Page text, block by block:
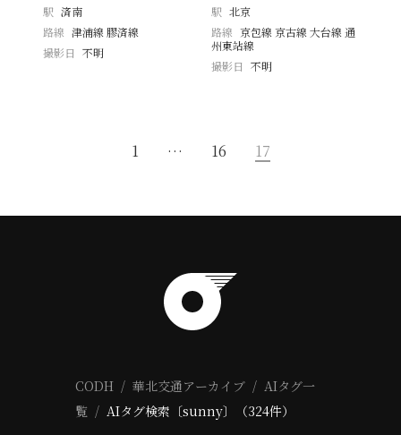
駅 済南
路線 津浦線 膠済線
撮影日
不明
駅 北京
路線 京包線 京古線 大台線 通
州東站線
撮影日 不明
1 … 16 17
CODH 華北交通アーカイブ
AIタグ一
覧
AIタグ検索〔sunny〕（324件）